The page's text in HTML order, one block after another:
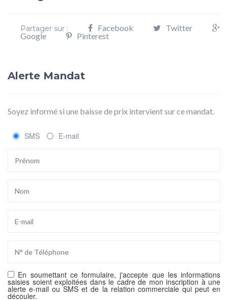
Partager sur : Facebook
Twitter
Google
Pinterest
Alerte Mandat
Soyez informé si une baisse de prix intervient sur ce mandat.
SMS E-mail
En soumettant ce formulaire, j'accepte que les informations
saisies soient exploitées dans le cadre de mon inscription à une
alerte e-mail ou SMS et de la relation commerciale qui peut en
découler.